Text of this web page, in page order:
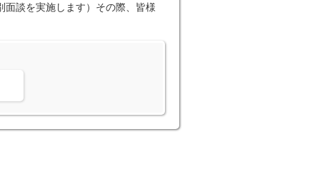
談を実施します）その際、皆様